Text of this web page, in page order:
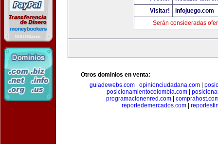
Visitar!
infojuego.com
Serán consideradas
Otros dominios en venta:
guiadewebs.com
opinionciudadana.com
posicionamientocolombia.com|
programacionenred.com
reportedemercados.com|